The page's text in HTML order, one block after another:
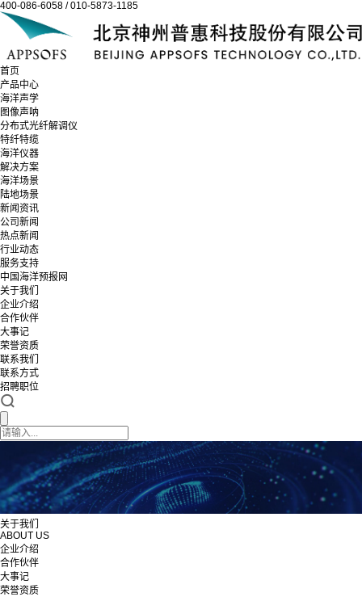
400-086-6058 / 010-5873-1185
首页
产品中心
海洋声学
图像声呐
分布式光纤解调仪
特纤特缆
海洋仪器
解决方案
海洋场景
陆地场景
新闻资讯
公司新闻
热点新闻
行业动态
服务支持
中国海洋预报网
关于我们
企业介绍
合作伙伴
大事记
荣誉资质
联系我们
联系方式
招聘职位
关于我们
ABOUT US
企业介绍
合作伙伴
大事记
荣誉资质